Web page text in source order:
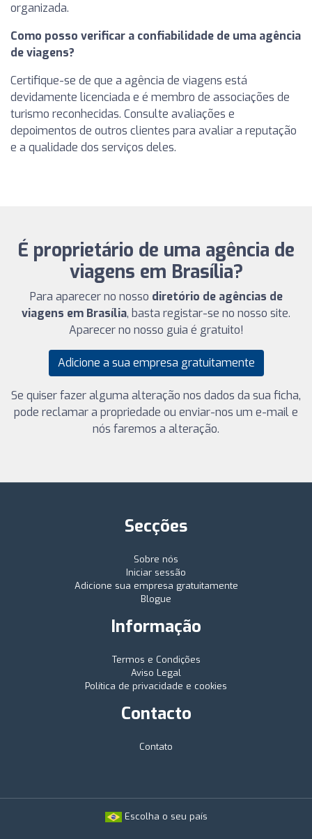
organizada.
Como posso verificar a confiabilidade de uma agência
de viagens?
Certifique-se de que a agência de viagens está
devidamente licenciada e é membro de associações de
turismo reconhecidas. Consulte avaliações e
depoimentos de outros clientes para avaliar a reputação
e a qualidade dos serviços deles.
É proprietário de uma agência de
viagens em Brasília?
Para aparecer no nosso diretório de agências de
viagens em Brasília, basta registar-se no nosso site.
Aparecer no nosso guia é gratuito!
Adicione a sua empresa gratuitamente
Se quiser fazer alguma alteração nos dados da sua ficha,
pode reclamar a propriedade ou enviar-nos um e-mail e
nós faremos a alteração.
Secções
Sobre nós
Iniciar sessão
Adicione sua empresa gratuitamente
Blogue
Informação
Termos e Condições
Aviso Legal
Política de privacidade e cookies
Contacto
Contato
Escolha o seu país